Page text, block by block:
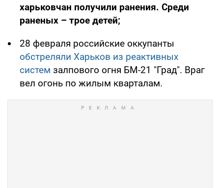
харьковчан получили ранения. Среди
раненых – трое детей;
28 февраля российские оккупанты
обстреляли Харьков из реактивных
систем залпового огня БМ-21 "Град". Враг
вел огонь по жилым кварталам.